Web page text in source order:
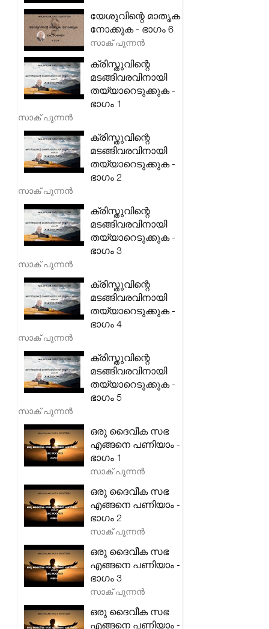
യേശുവിന്റെ മാതൃക
നോക്കുക - ഭാഗം 6
സാക് പുന്നൻ
ക്രിസ്തുവിന്റെ
മടങ്ങിവരവിനായി
തയ്യാറെടുക്കുക -
ഭാഗം 1
സാക് പുന്നൻ
ക്രിസ്തുവിന്റെ
മടങ്ങിവരവിനായി
തയ്യാറെടുക്കുക -
ഭാഗം 2
സാക് പുന്നൻ
ക്രിസ്തുവിന്റെ
മടങ്ങിവരവിനായി
തയ്യാറെടുക്കുക -
ഭാഗം 3
സാക് പുന്നൻ
ക്രിസ്തുവിന്റെ
മടങ്ങിവരവിനായി
തയ്യാറെടുക്കുക -
ഭാഗം 4
സാക് പുന്നൻ
ക്രിസ്തുവിന്റെ
മടങ്ങിവരവിനായി
തയ്യാറെടുക്കുക -
ഭാഗം 5
സാക് പുന്നൻ
ഒരു ദൈവീക സഭ
എങ്ങനെ പണിയാം -
ഭാഗം 1
സാക് പുന്നൻ
ഒരു ദൈവീക സഭ
എങ്ങനെ പണിയാം -
ഭാഗം 2
സാക് പുന്നൻ
ഒരു ദൈവീക സഭ
എങ്ങനെ പണിയാം -
ഭാഗം 3
സാക് പുന്നൻ
ഒരു ദൈവീക സഭ
എങ്ങനെ പണിയാം -